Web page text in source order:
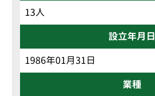
13人
設立年月日
1986年01月31日
業種